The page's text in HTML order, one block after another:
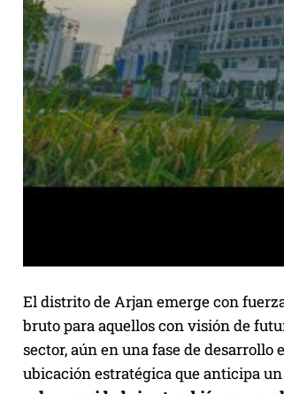
El distrito de Arjan emerge con
bruto para aquellos con visión de
sector, aún en una fase de
ubicación estratégica que anticipa